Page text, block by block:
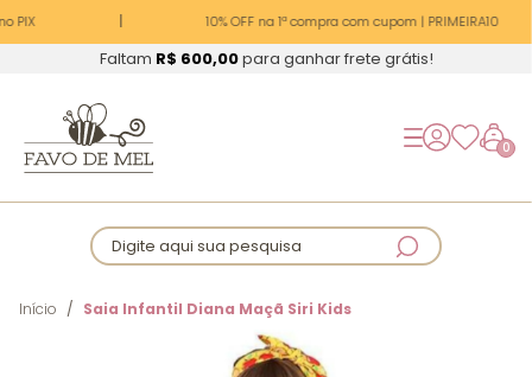
PIX 10% OFF na 1ª compra com cupom | PRIMEIRA10
Faltam R$ 600,00para ganhar frete grátis!
0
Digite aqui sua pesquisa
Início Saia Infantil Diana Maçã Siri Kids